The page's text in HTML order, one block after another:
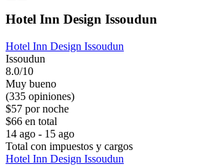
Hotel Inn Design Issoudun
Hotel Inn Design Issoudun
Issoudun
8.0/10
Muy bueno
(335 opiniones)
$57 por noche
$66 en total
14 ago - 15 ago
Total con impuestos y cargos
Hotel Inn Design Issoudun